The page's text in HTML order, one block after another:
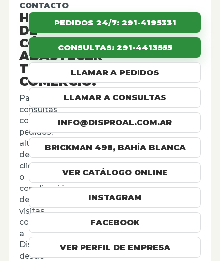
CONTACTO
HABLEMOS
DE
CÓMO
ABASTECER
TU
COMERCIO.
Para
consultas
comerciales,
pedidos,
altas
de
cliente
o
coordinación
de
visitas,
contactá
a
Disproal
desde
PEDIDOS 24/7: 291-4195331
CONSULTAS: 291-4413555
LLAMAR A PEDIDOS
LLAMAR A CONSULTAS
INFO@DISPROAL.COM.AR
BRICKMAN 498, BAHÍA BLANCA
VER CATÁLOGO ONLINE
INSTAGRAM
FACEBOOK
VER PERFIL DE EMPRESA